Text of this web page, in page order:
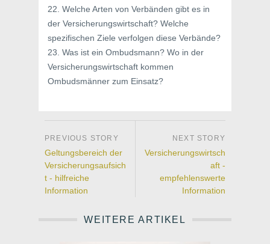
22. Welche Arten von Verbänden gibt es in
der Versicherungswirtschaft? Welche
spezifischen Ziele verfolgen diese Verbände?
23. Was ist ein Ombudsmann? Wo in der
Versicherungswirtschaft kommen
Ombudsmänner zum Einsatz?
Geltungsbereich der
Versicherungsaufsich
t - hilfreiche
Information
Versicherungswirtsch
aft -
empfehlenswerte
Information
WEITERE ARTIKEL